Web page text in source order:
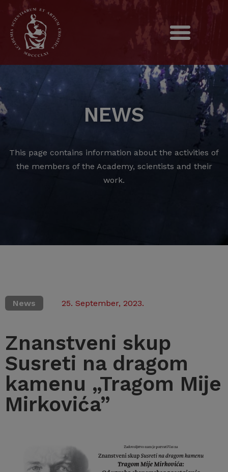
NEWS
This page contains information about the activities of
the members of the Academy, scientists and their
work.
News 25. September, 2023.
Znanstveni skup
Susreti na dragom
kamenu „Tragom Mije
Mirkovića”